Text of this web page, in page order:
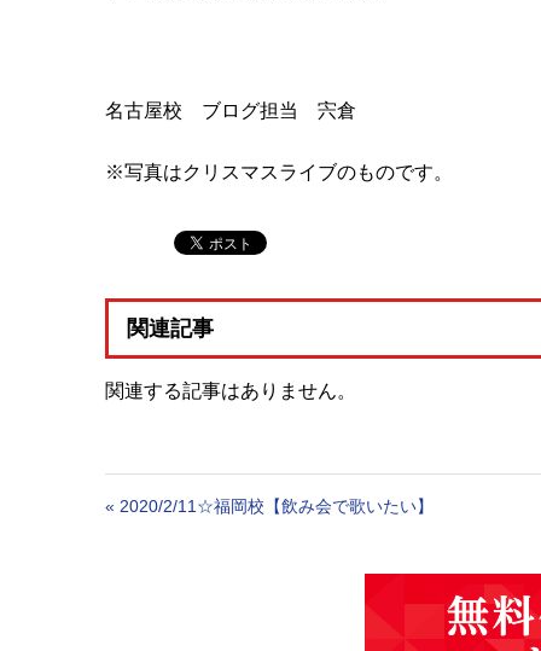
名古屋校 ブログ担当 宍倉
※写真はクリスマスライブのものです。
関連記事
関連する記事はありません。
« 2020/2/11☆福岡校【飲み会で歌いたい】